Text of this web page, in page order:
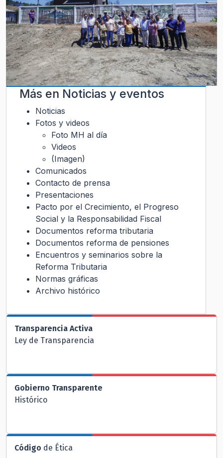
Más en Noticias y eventos
Noticias
Fotos y videos
Foto MH al día
Videos
(Imagen)
Comunicados
Contacto de prensa
Presentaciones
Pacto por el Crecimiento, el Progreso
Social y la Responsabilidad Fiscal
Documentos reforma tributaria
Documentos reforma de pensiones
Encuentros y seminarios sobre la
Reforma Tributaria
Normas gráficas
Archivo histórico
Transparencia Activa
Ley de Transparencia
Gobierno Transparente
Histórico
Código de Ética